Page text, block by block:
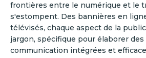
frontières entre le numérique et le
s'estompent. Des bannières en
télévisés, chaque aspect de la
jargon, spécifique pour élaborer
communication intégrées et